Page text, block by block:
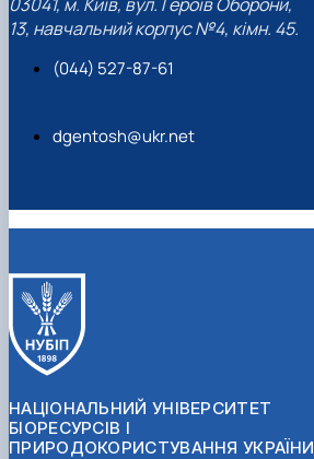
13, навчальний корпус №4, кімн. 45.
(044) 527-87-61
dgentosh@ukr.net
НАЦІОНАЛЬНИЙ УНІВЕРСИТЕТ
БІОРЕСУРСІВ І
ПРИРОДОКОРИСТУВАННЯ УКРАЇНИ